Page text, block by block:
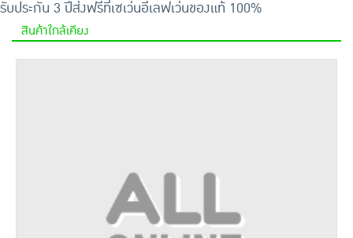
รับประกัน 3 ปีส่งฟรีที่เซเว่นอีเลฟเว่นของแท้ 100%
สินค้าใกล้เคียง